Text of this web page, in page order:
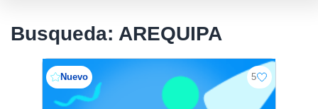
Busqueda: AREQUIPA
Nuevo 5